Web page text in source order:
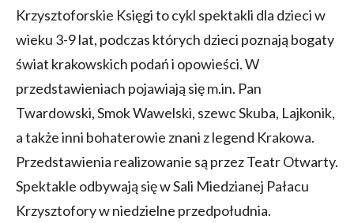
Krzysztoforskie Księgi to cykl spektakli dla dzieci w
wieku 3-9 lat, podczas których dzieci poznają bogaty
świat krakowskich podań i opowieści. W
przedstawieniach pojawiają się m.in. Pan
Twardowski, Smok Wawelski, szewc Skuba, Lajkonik,
a także inni bohaterowie znani z legend Krakowa.
Przedstawienia realizowanie są przez Teatr Otwarty.
Spektakle odbywają się w Sali Miedzianej Pałacu
Krzysztofory w niedzielne przedpołudnia.